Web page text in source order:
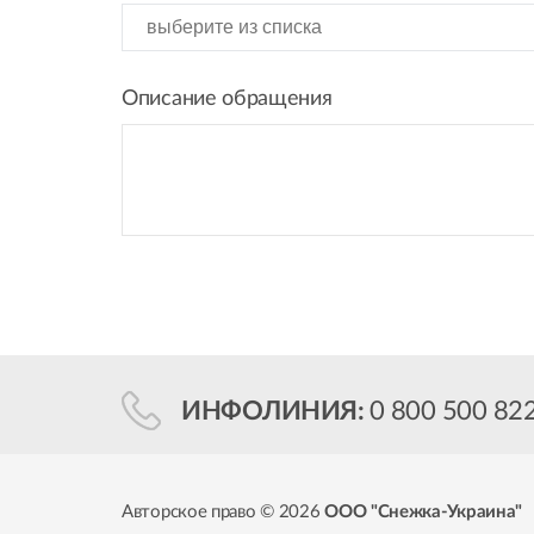
Описание обращения
ИНФОЛИНИЯ: 0 800 500
Авторское право © 2026ООО "Снежка-Украина"